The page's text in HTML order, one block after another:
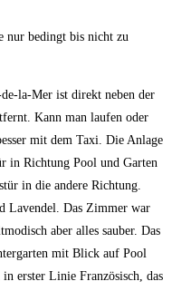
nur bedingt bis nicht zu
la-Mer ist direkt neben der
Kann man laufen oder
mit dem Taxi. Die Anlage
in Richtung Pool und Garten
in die andere Richtung.
Lavendel. Das Zimmer war
aber alles sauber. Das
mit Blick auf Pool
erster Linie Französisch, das